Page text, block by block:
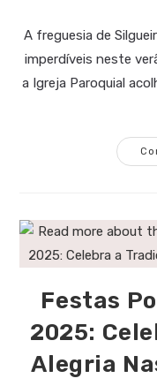
A freguesia de
imperdíveis neste
a Igreja Paroquial
Festas
2025:
Alegria